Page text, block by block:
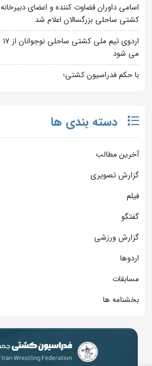
اسامی داوران قضاوت کننده و اعضای
کشتی ساحلی بزرگسالان اعلام شد
می شود
با حکم فدراسیون کشتی؛
دسته بندی ها
آخرین مطالب
گزارش تصویری
فیلم
گفتگو
گزارش ورزشی
اردوها
مسابقات
بخشنامه ها